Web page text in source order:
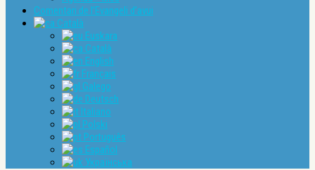
Comentari de l’Evangeli d’avui
Català
Euskara
Català
English
Français
Galego
Deutsch
Italiano
Polski
Português
Español
Українська